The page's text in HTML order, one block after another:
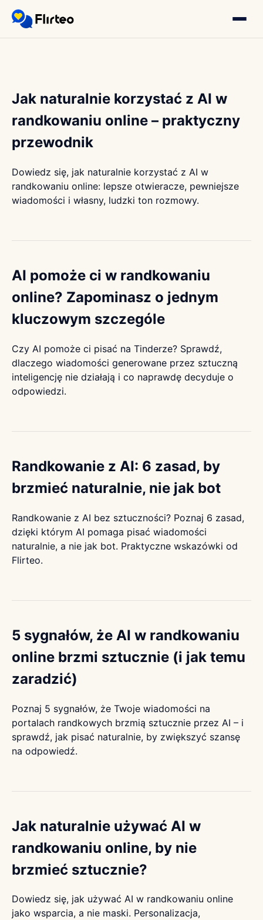
Jak naturalnie korzystać z AI w
randkowaniu online – praktyczny
przewodnik
Dowiedz się, jak naturalnie korzystać z AI w
randkowaniu online: lepsze otwieracze, pewniejsze
wiadomości i własny, ludzki ton rozmowy.
AI pomoże ci w randkowaniu
online? Zapominasz o jednym
kluczowym szczególe
Czy AI pomoże ci pisać na Tinderze? Sprawdź,
dlaczego wiadomości generowane przez sztuczną
inteligencję nie działają i co naprawdę decyduje o
odpowiedzi.
Randkowanie z AI: 6 zasad, by
brzmieć naturalnie, nie jak bot
Randkowanie z AI bez sztuczności? Poznaj 6 zasad,
dzięki którym AI pomaga pisać wiadomości
naturalnie, a nie jak bot. Praktyczne wskazówki od
Flirteo.
5 sygnałów, że AI w randkowaniu
online brzmi sztucznie (i jak temu
zaradzić)
Poznaj 5 sygnałów, że Twoje wiadomości na
portalach randkowych brzmią sztucznie przez AI – i
sprawdź, jak pisać naturalnie, by zwiększyć szansę
na odpowiedź.
Jak naturalnie używać AI w
randkowaniu online, by nie
brzmieć sztucznie?
Dowiedz się, jak używać AI w randkowaniu online
jako wsparcia, a nie maski. Personalizacja,